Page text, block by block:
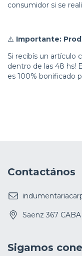
consumidor si se
⚠️ Importante:
Si recibís un artículo
dentro de las 48 hs!
es 100% bonificado
Contactános
Saenz 367 CABA
Sigamos